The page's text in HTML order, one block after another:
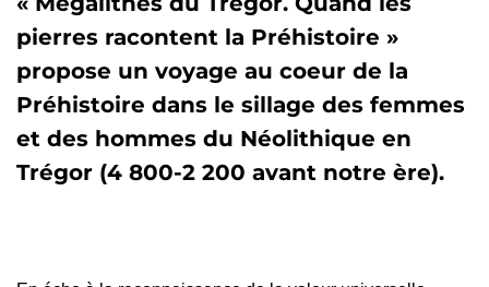
pierres racontent la Préhistoire »
propose un voyage au coeur de la
Préhistoire dans le sillage des femmes
et des hommes du Néolithique en
Trégor (4 800-2 200 avant notre ère).